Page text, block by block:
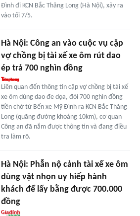
Đình đi KCN Bắc Thăng Long (Hà Nội), xảy ra
vào tối 7/5.
Hà Nội: Công an vào cuộc vụ cặp
vợ chồng bị tài xế xe ôm rút dao
ép trả 700 nghìn đồng
Liên quan đến thông tin cặp vợ chồng bị tài xế
xe ôm dùng dao đe dọa, đòi 700 nghìn đồng
tiền chở từ Bến xe Mỹ Đình ra KCN Bắc Thăng
Long (quãng đường khoảng 10km), cơ quan
Công an đã nắm được thông tin và đang điều
tra làm rõ.
Hà Nội: Phẫn nộ cảnh tài xế xe ôm
dùng vật nhọn uy hiếp hành
khách để lấy bằng được 700.000
đồng